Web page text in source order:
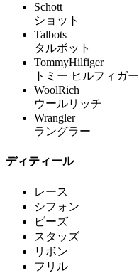
Schott
ショット
Talbots
タルボット
TommyHilfiger
トミー ヒルフィガー
WoolRich
ウールリッチ
Wrangler
ラングラー
ディティール
レース
シフォン
ビーズ
スタッズ
リボン
フリル